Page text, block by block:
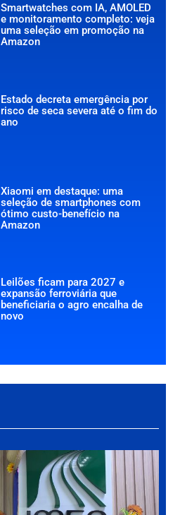
Smartwatches com IA, AMOLED
e monitoramento completo: veja
uma seleção em promoção na
Amazon
Estado decreta emergência por
risco de seca severa até o fim do
ano
Xiaomi em destaque: uma
seleção de smartphones com
ótimo custo-benefício na
Amazon
Leilões ficam para 2027 e
expansão ferroviária que
beneficiaria o agro encalha de
novo